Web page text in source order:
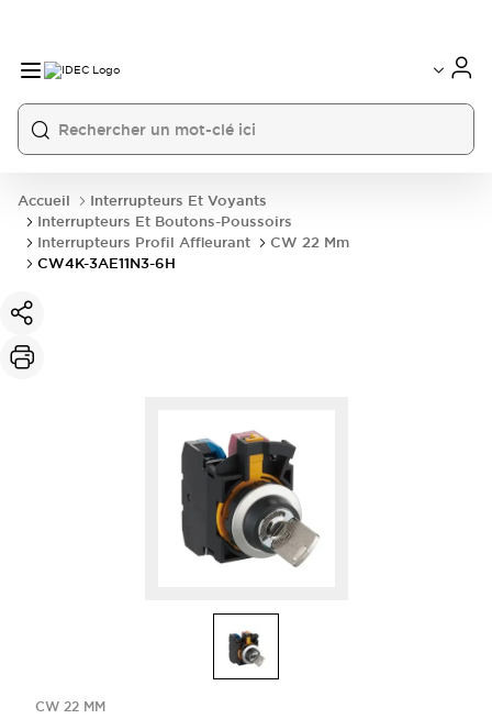
Accueil
Interrupteurs Et Voyants
Interrupteurs Et Boutons-Poussoirs
Interrupteurs Profil Affleurant
CW 22 Mm
CW4K-3AE11N3-6H
CW 22 MM